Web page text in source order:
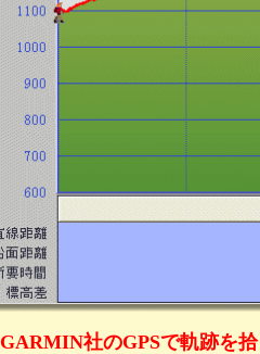
GARMIN社のGPSで軌跡を